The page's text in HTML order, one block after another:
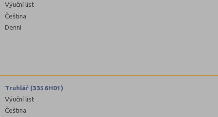
Výuční list
Čeština
Denní
Truhlář (3356H01)
Výuční list
Čeština